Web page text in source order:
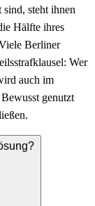
steht ihnen
Hälfte ihres
Berliner
Wer
auch im
genutzt